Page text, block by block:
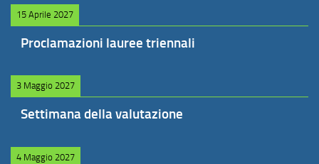
15 Aprile 2027
Proclamazioni lauree triennali
3 Maggio 2027
Settimana della valutazione
4 Maggio 2027